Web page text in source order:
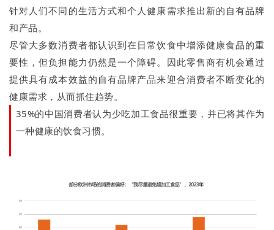
针对人们不同的生活方式和个人健康需求推出新的自有品牌
和产品。
尽管大多数消费者都认识到在日常饮食中增添健康食品的重
要性，但负担能力仍然是一个障碍。因此零售商有机会通过
提供具有成本效益的自有品牌产品来迎合消费者不断变化的
健康需求，从而抓住趋势。
35%的中国消费者认为少吃加工食品很重要，并已将其作为
一种健康的饮食习惯。